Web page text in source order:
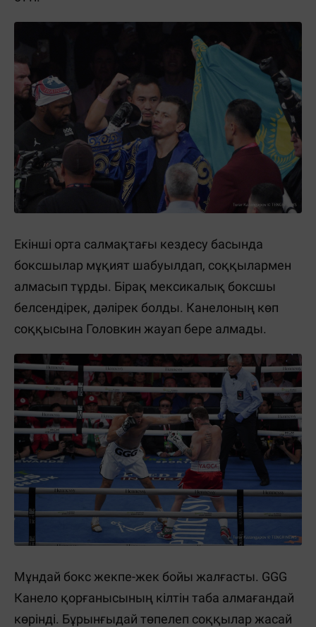
Екінші орта салмақтағы кездесу басында
боксшылар мұқият шабуылдап, соққылармен
алмасып тұрды. Бірақ мексикалық боксшы
белсендірек, дәлірек болды. Канелоның көп
соққысына Головкин жауап бере алмады.
Мұндай бокс жекпе-жек бойы жалғасты. GGG
Канело қорғанысының кілтін таба алмағандай
көрінді. Бұрынғыдай төпелеп соққылар жасай